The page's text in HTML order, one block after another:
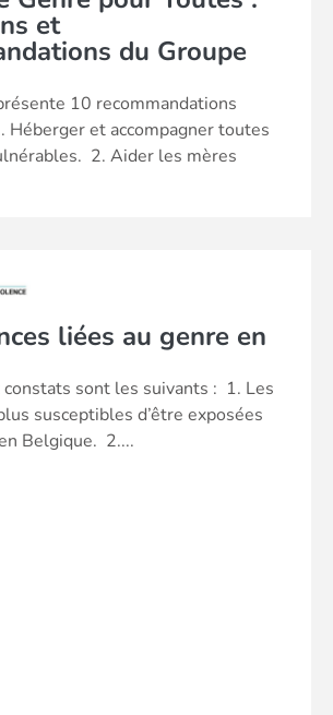
et
du Groupe
10 recommandations
Héberger et accompagner toutes
2. Aider les mères
liées au genre en
constats sont les suivants : 1. Les
susceptibles d’être exposées
Belgique. 2....